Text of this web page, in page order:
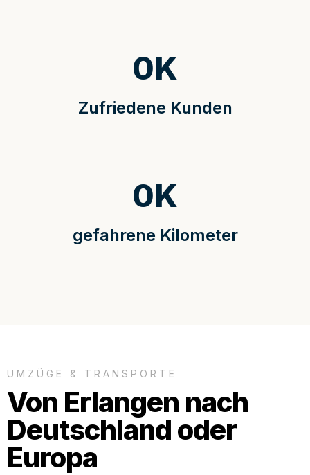
Zufriedene Kunden
0K
gefahrene Kilometer
0K
UMZÜGE & TRANSPORTE
Von Erlangen nach
Deutschland oder
Europa